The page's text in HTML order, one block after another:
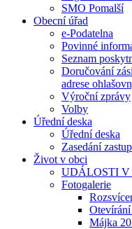
SMO Pomalší
Obecní úřad
e-Podatelna
Povinné
Seznam
Doručování
adrese
Výroční zprávy
Volby
Úřední deska
Úřední deska
Zasedání
Život v obci
UDÁLOSTI
Fotogalerie
Májka